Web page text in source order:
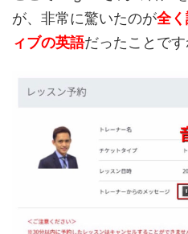
が、非常に驚いたのが全
ィブの英語だったことです